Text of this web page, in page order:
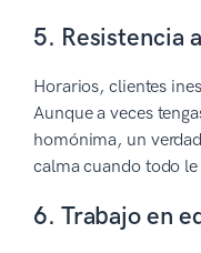
5. Resistencia
Horarios, clientes
Aunque a veces
homónima, un
calma cuando todo
6. Trabajo en